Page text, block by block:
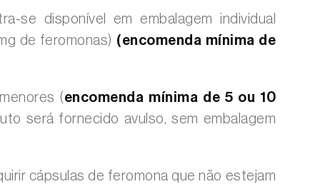
se disponível em embalagem individual
de feromonas) (encomenda mínima de
(encomenda mínima de 5 ou 10
será fornecido avulso, sem embalagem
cápsulas de feromona que não estejam